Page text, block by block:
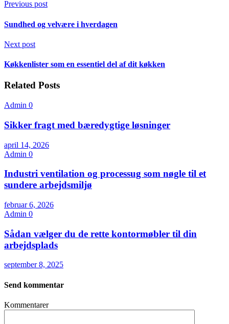
Previous post
Sundhed og velvære i hverdagen
Next post
Køkkenlister som en essentiel del af dit køkken
Related Posts
Admin 0
Sikker fragt med bæredygtige løsninger
april 14, 2026
Admin 0
Industri ventilation og processug som nøgle til et
sundere arbejdsmiljø
februar 6, 2026
Admin 0
Sådan vælger du de rette kontormøbler til din
arbejdsplads
september 8, 2025
Send kommentar
Kommentarer